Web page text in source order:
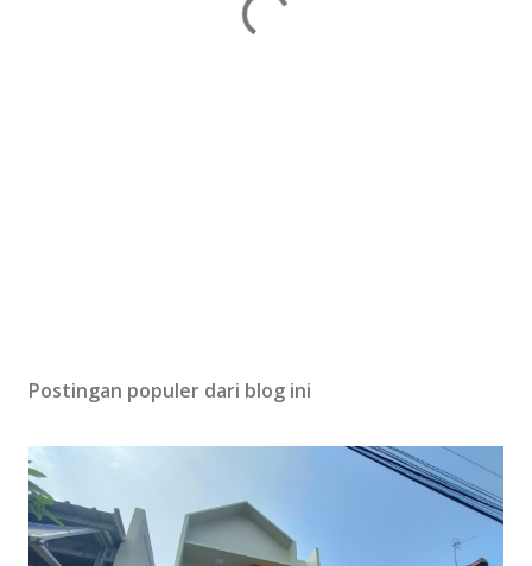
Postingan populer dari blog ini